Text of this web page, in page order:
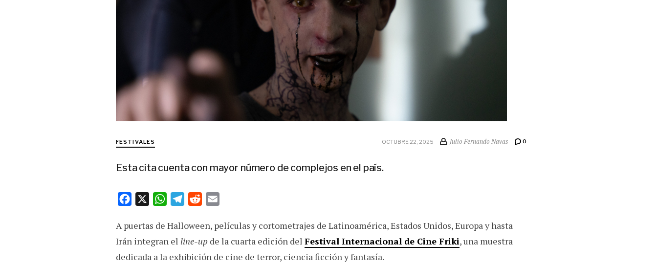
FESTIVALES OCTUBRE 22, 2025 Julio Fernando Navas 0
Esta cita cuenta con mayor número de complejos en el país.
c
e
b
W
a
t
s
l
e
g
d
d
i
a
l
A puertas de Halloween, películas y cortometrajes de Latinoamérica, Estados Unidos, Europa y hasta
Irán integran el line-up de la cuarta edición del Festival Internacional de Cine Friki, una muestra
dedicada a la exhibición de cine de terror, ciencia ficción y fantasía.